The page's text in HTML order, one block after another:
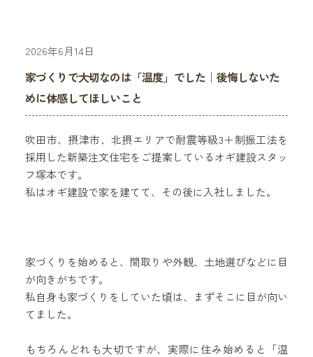
2026年6月14日
家づくりで大切なのは「温度」でした｜後悔しないた
めに体感してほしいこと
吹田市、摂津市、北摂エリアで耐震等級3＋制振工法を
採用した新築注文住宅をご提案しているオギ建設スタッ
フ塚本です。
私はオギ建設で家を建てて、その後に入社しました。
家づくりを始めると、間取りや外観、土地選びなどに目
が向きがちです。
私自身も家づくりをしていた頃は、まずそこに目が向い
てました。
もちろんどれも大切ですが、実際に住み始めると「温